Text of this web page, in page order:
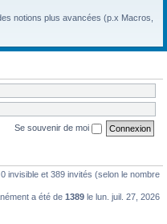
notions plus avancées (p.x Macros,
Se souvenir de moi
invisible et 389 invités (selon le nombre
a été de 1389 le lun. juil. 27, 2026